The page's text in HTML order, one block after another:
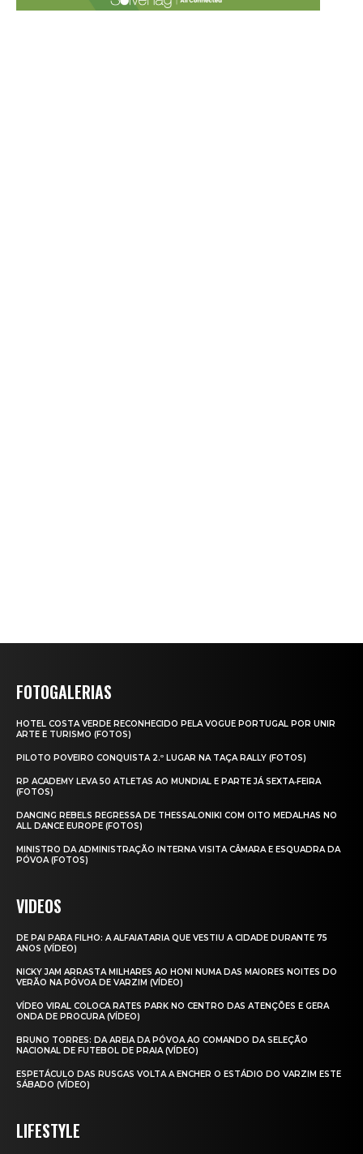
FOTOGALERIAS
HOTEL COSTA VERDE RECONHECIDO PELA VOGUE PORTUGAL POR UNIR
ARTE E TURISMO (FOTOS)
PILOTO POVEIRO CONQUISTA 2.º LUGAR NA TAÇA RALLY (FOTOS)
RP ACADEMY LEVA 50 ATLETAS AO MUNDIAL E PARTE JÁ SEXTA‑FEIRA
(FOTOS)
DANCING REBELS REGRESSA DE THESSALONIKI COM OITO MEDALHAS NO
ALL DANCE EUROPE (FOTOS)
MINISTRO DA ADMINISTRAÇÃO INTERNA VISITA CÂMARA E ESQUADRA DA
PÓVOA (FOTOS)
VIDEOS
DE PAI PARA FILHO: A ALFAIATARIA QUE VESTIU A CIDADE DURANTE 75
ANOS (VÍDEO)
NICKY JAM ARRASTA MILHARES AO HONI NUMA DAS MAIORES NOITES DO
VERÃO NA PÓVOA DE VARZIM (VÍDEO)
VÍDEO VIRAL COLOCA RATES PARK NO CENTRO DAS ATENÇÕES E GERA
ONDA DE PROCURA (VÍDEO)
BRUNO TORRES: DA AREIA DA PÓVOA AO COMANDO DA SELEÇÃO
NACIONAL DE FUTEBOL DE PRAIA (VÍDEO)
ESPETÁCULO DAS RUSGAS VOLTA A ENCHER O ESTÁDIO DO VARZIM ESTE
SÁBADO (VÍDEO)
LIFESTYLE